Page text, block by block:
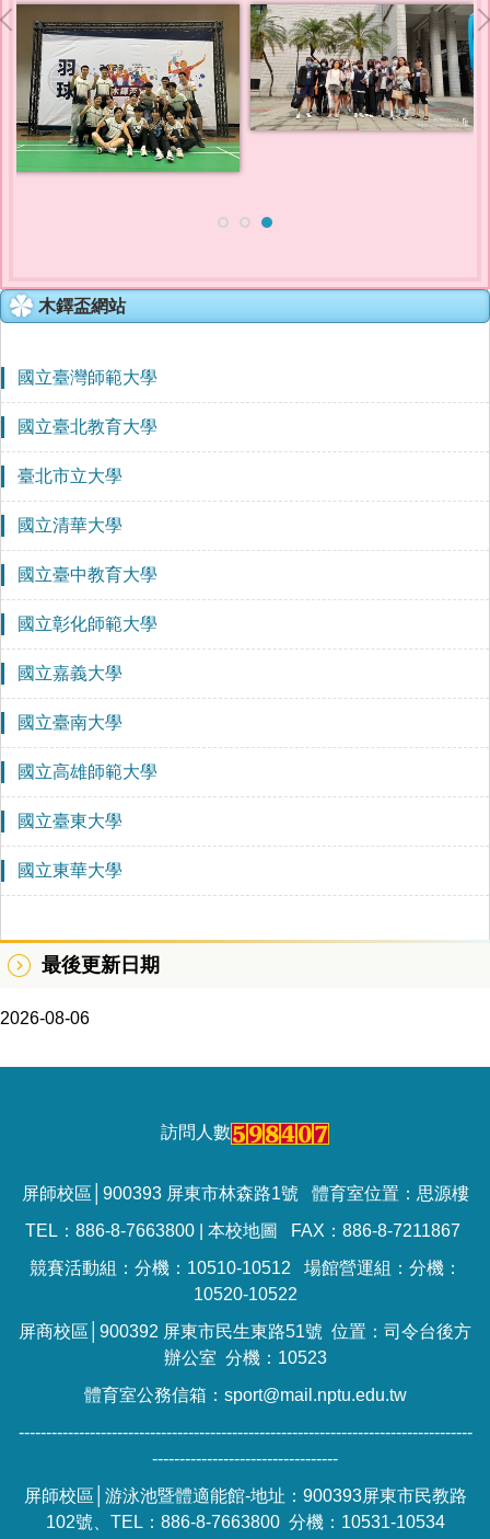
木鐸盃網站
國立臺灣師範大學
國立臺北教育大學
臺北市立大學
國立清華大學
國立臺中教育大學
國立彰化師範大學
國立嘉義大學
國立臺南大學
國立高雄師範大學
國立臺東大學
國立東華大學
最後更新日期
2026-08-06
訪問人數
屏師校區│900393 屏東市林森路1號 體育室位置：思源樓
TEL：886-8-7663800 | 本校地圖
FAX：886-8-7211867
競賽活動組：分機：10510-10512 場館營運組：分機：
10520-10522
屏商校區│900392 屏東市民生東路51號 位置：司令台後方
辦公室 分機：10523
體育室公務信箱：sport@mail.nptu.edu.tw
-----------------------------------------------------------------------------------
----------------------------------
屏師校區│游泳池暨體適能館-地址：900393屏東市民教路
102號、TEL：886-8-7663800 分機：10531-10534